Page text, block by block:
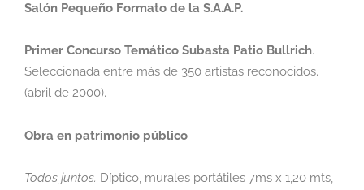
Salón Pequeño Formato de la S.A.A.P.
Primer Concurso Temático Subasta Patio Bullrich.
Seleccionada entre más de 350 artistas reconocidos.
(abril de 2000).
Obra en patrimonio público
Todos juntos. Díptico, murales portátiles 7ms x 1,20 mts,